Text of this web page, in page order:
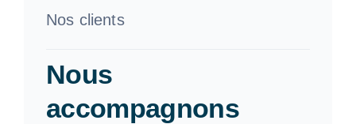
Nos clients
Nous
accompagnons